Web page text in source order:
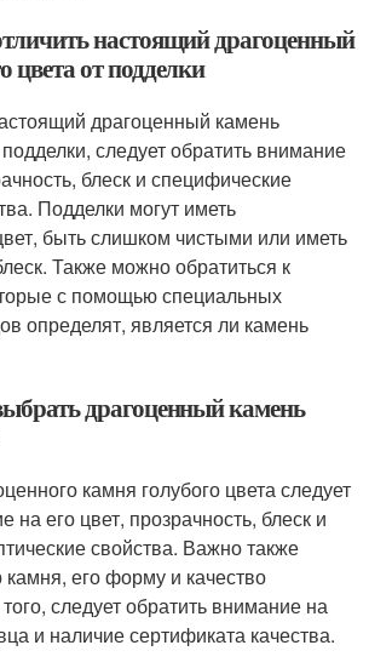
настоящий драгоценный
цвета от подделки
драгоценный камень
подделки, следует обратить внимание
блеск и специфические
Подделки могут иметь
быть слишком чистыми или иметь
Также можно обратиться к
с помощью специальных
определят, является ли камень
драгоценный камень
камня голубого цвета следует
на его цвет, прозрачность, блеск и
свойства. Важно также
его форму и качество
следует обратить внимание на
и наличие сертификата качества.